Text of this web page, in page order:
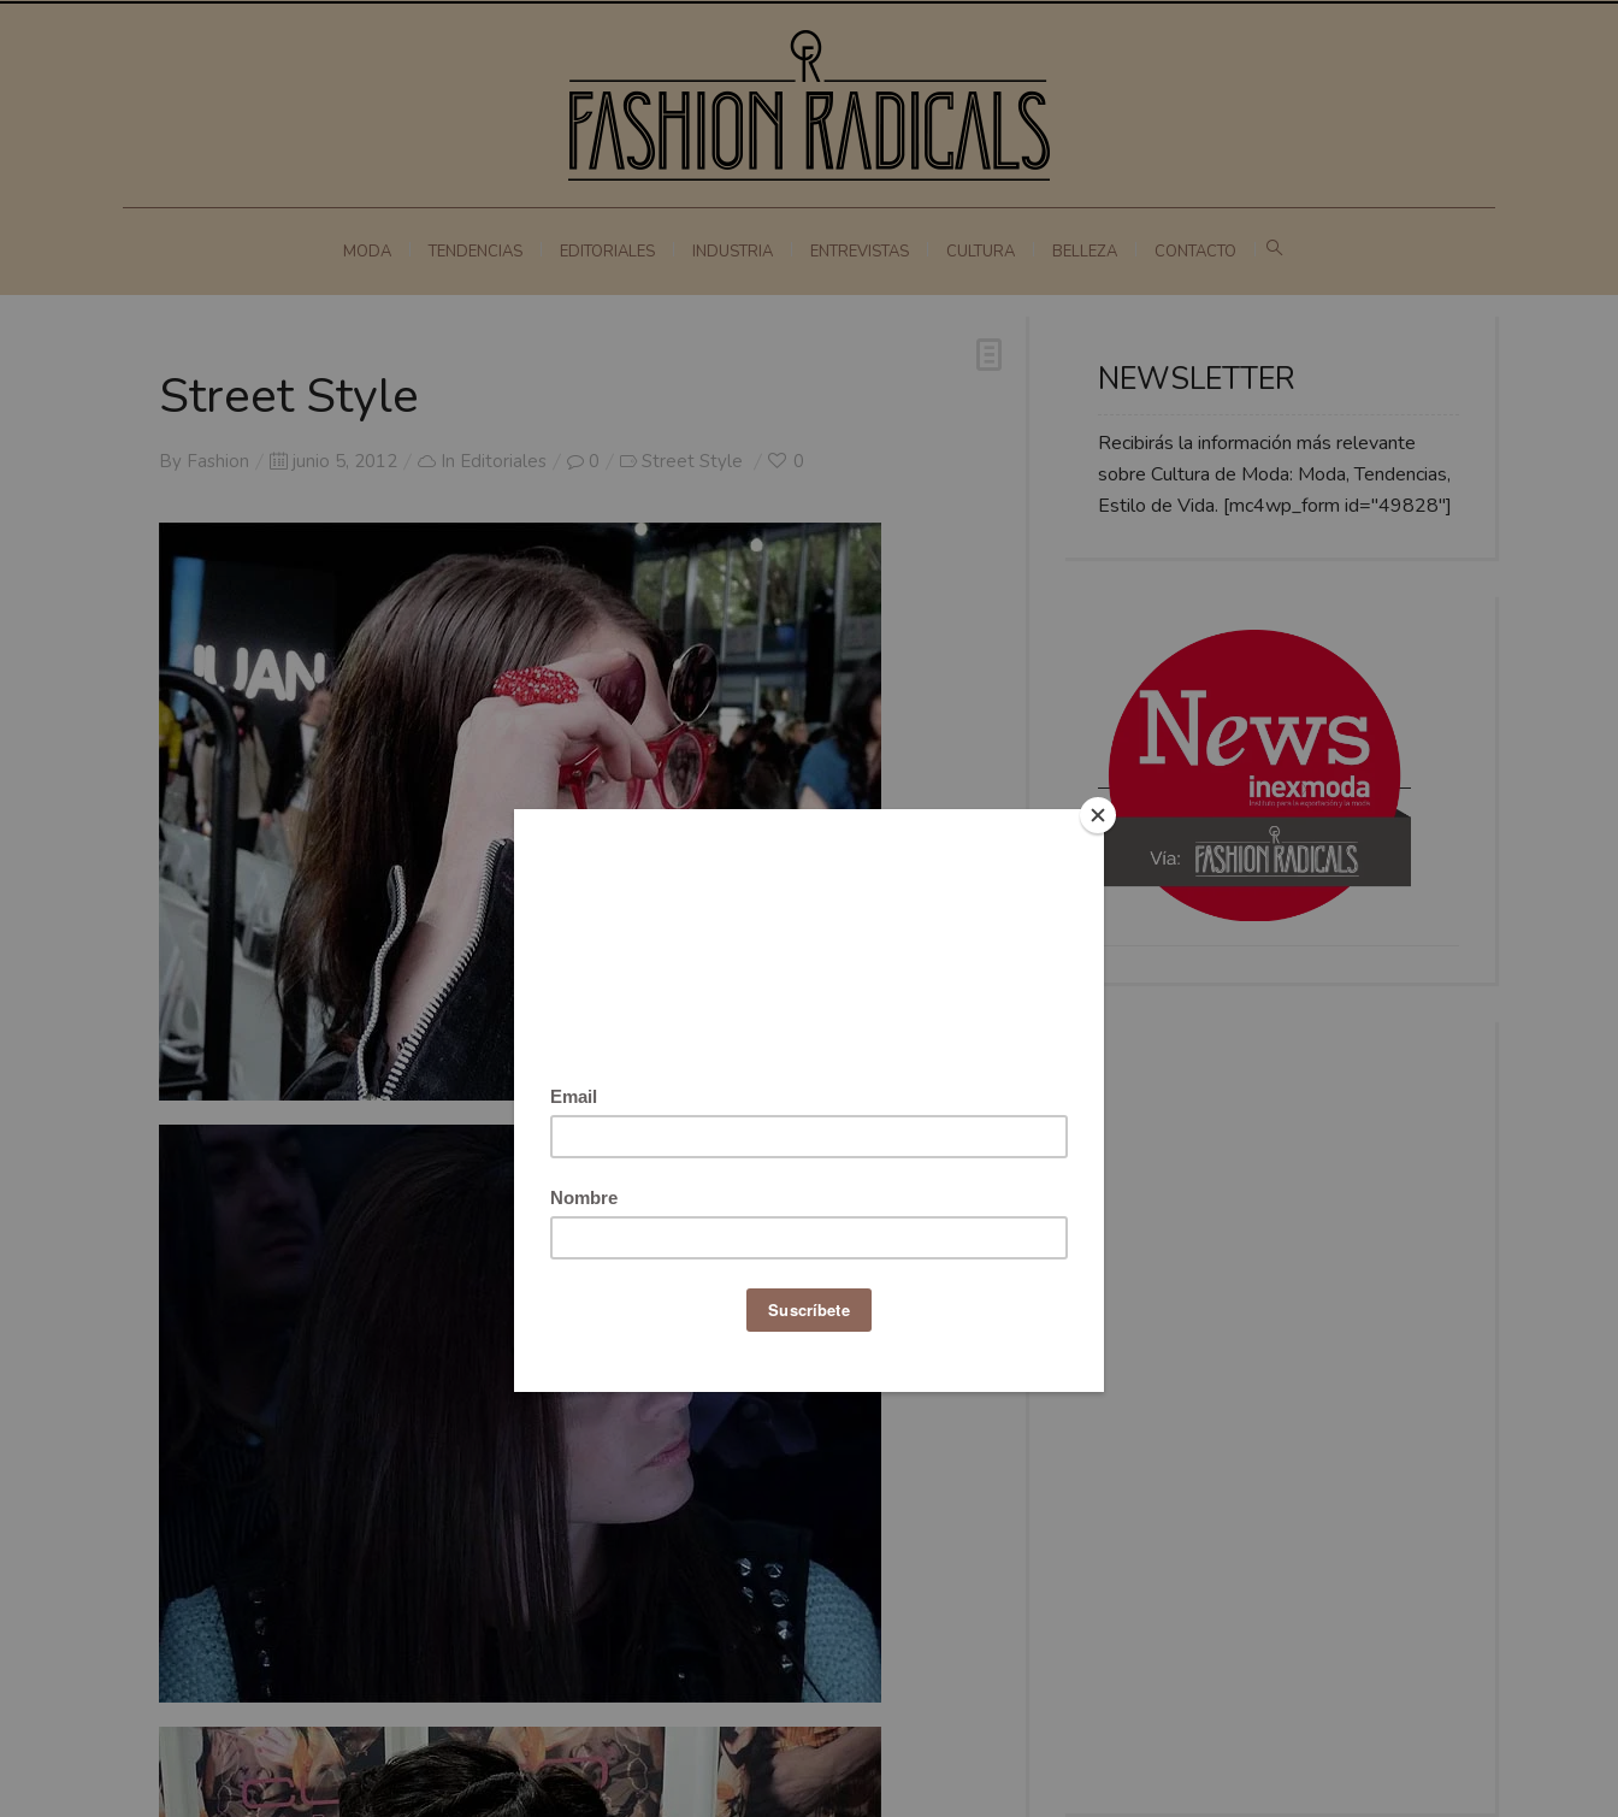
MODA TENDENCIAS EDITORIALES INDUSTRIA ENTREVISTAS CULTURA BELLEZA CONTACTO
Street Style
By Fashion
Posted
junio 5, 2012 In Editoriales 0 Street Style 0
NEWSLETTER
Recibirás la información más relevante
sobre Cultura de Moda: Moda, Tendencias,
Estilo de Vida. [mc4wp_form id="49828"]